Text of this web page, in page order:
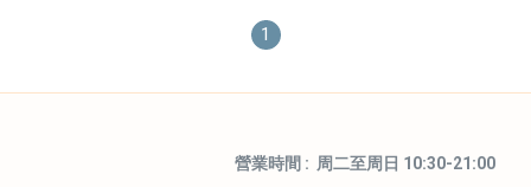
1
營業時間 : 周二至周日 10:30-21:00